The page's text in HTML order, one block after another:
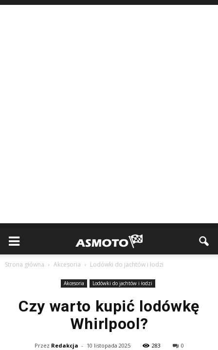
Strona główna Akcesoria Lodówki do jachtów i łodzi
Akcesoria Lodówki do jachtów i łodzi
Czy warto kupić lodówkę
Whirlpool?
Przez Redakcja - 10 listopada 2025 283 0